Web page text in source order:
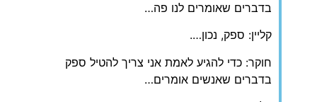
בדברים שאומרים לנו פה…
קליין: ספק, נכון….
חוקר: כדי להגיע לאמת אני צריך להטיל ספק
בדברים שאנשים אומרים…